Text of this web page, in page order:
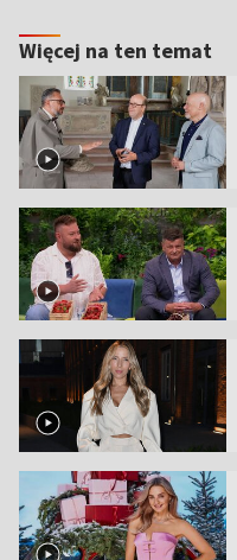
Więcej na ten temat